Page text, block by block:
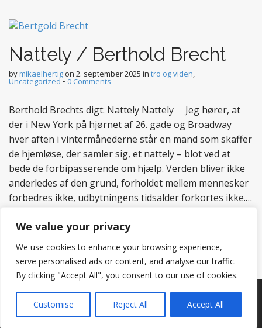
We value your privacy
We use cookies to enhance your browsing experience,
serve personalised ads or content, and analyse our traffic.
By clicking "Accept All", you consent to our use of cookies.
Customise Reject All Accept All
t
e
Nattely / Berthold Brecht
bymikaelhertigon 2. september 2025 in tro og viden,
Uncategorized• 0 Comments
Berthold Brechts digt: Nattely Nattely Jeg hører, at
der i New York på hjørnet af 26. gade og Broadway
hver aften i vintermånederne står en mand som skaffer
de hjemløse, der samler sig, et nattely – blot ved at
bede de forbipasserende om hjælp. Verden bliver ikke
anderledes af den grund, forholdet mellem mennesker
forbedres ikke, udbytningens tidsalder forkortes ikke.…
Read more
Copyright © 2026Hertig . All Rights Reserved.
The Matheson Theme by bavotasan.com.